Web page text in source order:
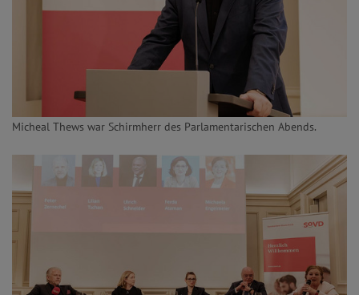
Micheal Thews war Schirmherr des Parlamentarischen Abends.